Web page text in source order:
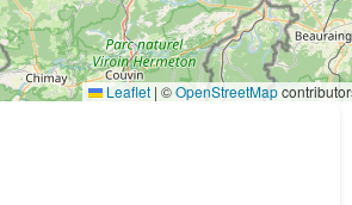
Leaflet | ©OpenStreetMap